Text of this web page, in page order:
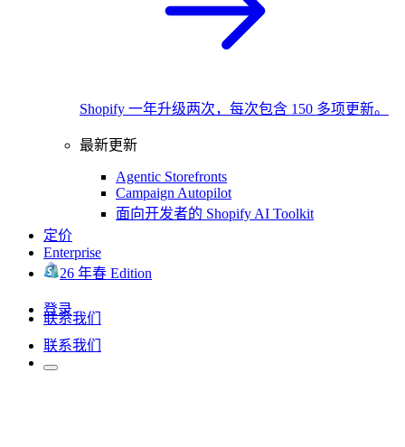
Shopify 一年升级两次，每次包含 150 多项更新。
最新更新
Agentic Storefronts
Campaign Autopilot
面向开发者的 Shopify AI Toolkit
定价
Enterprise
26 年春 Edition
登录
联系我们
联系我们